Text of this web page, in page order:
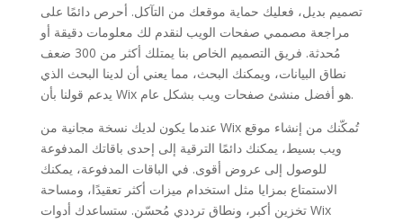
تصميم بديل، فعليك حماية موقعك من التآكل. أحرص دائمًا على
مراجعة مصممي صفحات الويب لنقدم لك معلومات دقيقة أو
مُحدثة. فريق التصميم الخاص بنا يمتلك أكثر من 300 ضعف
نطاق البيانات، ويمكنك البحث، مما يعني أن لدينا البحث الذي
يدعم قولنا بأن Wix هو أفضل منشئ صفحات ويب بشكل عام.
عندما يكون لديك نسخة مجانية من Wix تُمكّنك من إنشاء موقع
ويب بسيط، يمكنك دائمًا الترقية إلى إحدى باقاتك المدفوعة
للوصول إلى عروض أقوى. في الباقات المدفوعة، يمكنك
الاستمتاع بمزايا مثل استخدام ميزات أكثر تعقيدًا، ومساحة
تخزين أكبر، ونطاق ترددي مُحسّن. ستساعدك أدوات Wix